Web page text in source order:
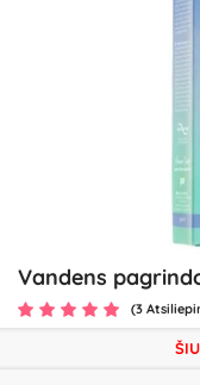
Vandens
(3